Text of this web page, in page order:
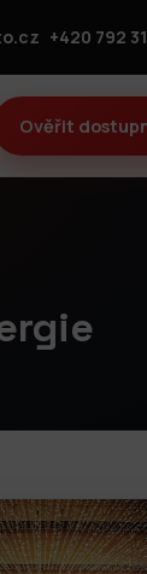
+420 792
Ověřit